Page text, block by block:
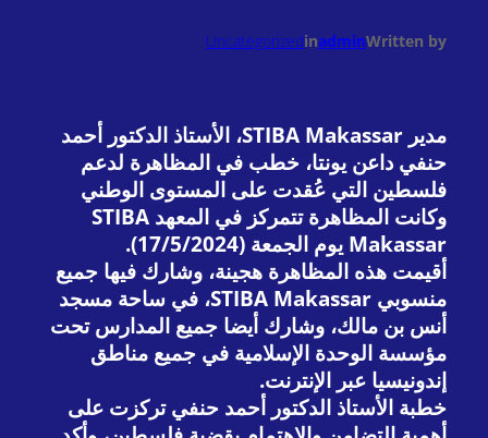
Written by
admin
in
Uncategorized
مدير STIBA Makassar، الأستاذ الدكتور أحمد
حنفي داعن يونتا، خطب في المظاهرة لدعم
فلسطين التي عُقدت على المستوى الوطني
وكانت المظاهرة تتمركز في المعهد STIBA
Makassar يوم الجمعة (17/5/2024).
أقيمت هذه المظاهرة هجينة، وشارك فيها جميع
منسوبي STIBA Makassar، في ساحة مسجد
أنس بن مالك، وشارك أيضا جميع المدارس تحت
مؤسسة الوحدة الإسلامية في جميع مناطق
إندونيسيا عبر الإنترنت.
خطبة الأستاذ الدكتور أحمد حنفي تركزت على